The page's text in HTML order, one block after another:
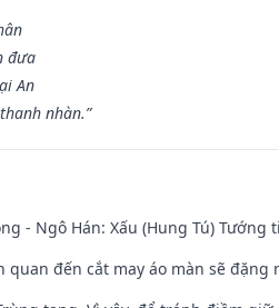
đưa
An
nhàn.”
- Ngô Hán: Xấu (Hung Tú)
quan đến cắt may áo màn sẽ đặng